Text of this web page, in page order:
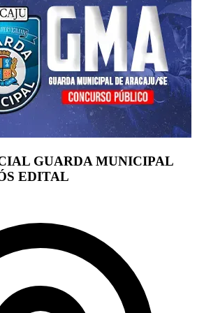
GUARDA MUNICIPAL
EDITAL